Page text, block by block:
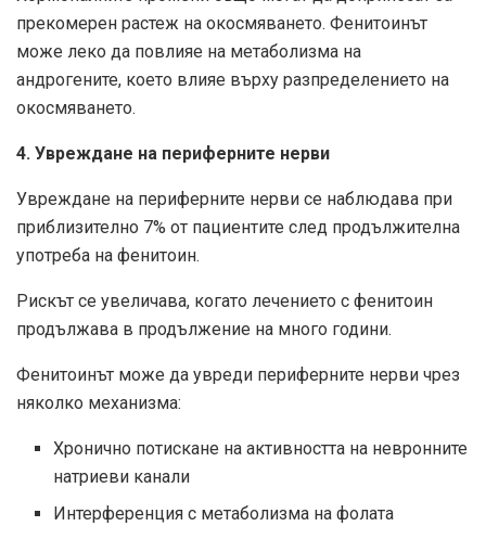
прекомерен растеж на окосмяването. Фенитоинът
може леко да повлияе на метаболизма на
андрогените, което влияе върху разпределението на
окосмяването.
4. Увреждане на периферните нерви
Увреждане на периферните нерви се наблюдава при
приблизително 7% от пациентите след продължителна
употреба на фенитоин.
Рискът се увеличава, когато лечението с фенитоин
продължава в продължение на много години.
Фенитоинът може да увреди периферните нерви чрез
няколко механизма:
Хронично потискане на активността на невронните
натриеви канали
Интерференция с метаболизма на фолата